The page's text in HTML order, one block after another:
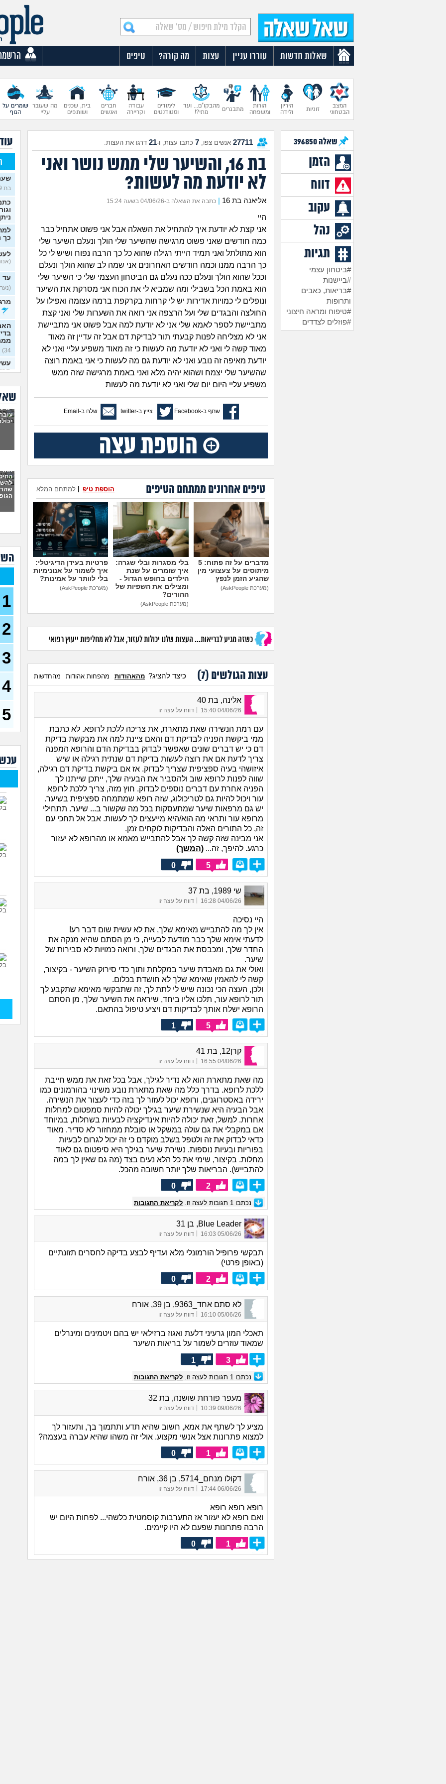
שאלות חדשות עוררו עניין עצות מה קורה? טיפים
המצב
הבטחוני
זוגיות
היריון
ולידה
הורות
ומשפחה
מתבגרים
מהבקו"ם... ועד
מתי?!
לימודים
וסטודנטים
עבודה
וקריירה
חברים
ואנשים
בית, שכנים
ושותפים
מה שעובר
עליי
שומרים על
הגוף
שאלה396850
הזמן
דווח
עקוב
נהל
תגיות
#ביטחון עצמי
#ביישנות
#בריאות, כאבים
ותרופות
#טיפוח ומראה חיצוני
#פוזלים לצדדים
27711 אנשים צפו, 7 כתבו עצות, ו-21 דרגו את העצות.
בת 16, והשיער שלי ממש נושר ואני
לא יודעת מה לעשות?
אליאנה בת 16 כתבה את השאלה ב-04/06/26 בשעה 15:24
היי
אני קצת לא יודעת איך להתחיל את השאלה אבל אני פשוט אתחיל כבר
כמה חודשים שאני פשוט מרגישה שהשיער שלי הולך ונעלם השיער שלי
הוא מתולתל ואני תמיד הייתי רגילה שהוא כל כך הרבה נפוח ושיש לי כל
כך הרבה ממנו וכמה חודשים האחרונים אני שמה לב שהוא הולך ונעלם
וככל שהוא הולך ונעלם ככה נעלם גם הביטחון העצמי שלי כי השיער שלי
הוא באמת הכל בשבילי ומה שמביא לי את הכוח אני מסרקת את השיער
ונופלים לי כמויות אדירות יש לי קרחות בקרקפת ברמה עצומה ואפילו על
החולצה והבגדים שלי ועל הרצפה אני רואה את השערות שלי ואני קצת
מתביישת לספר לאמא שלי אני לא יודעת למה אבל פשוט אני מתביישת
אני לא מצליחה לפנות קבעתי תור לבדיקת דם אבל זה עדיין זה מאוד
מאוד קשה לי ואני לא יודעת מה לעשות כי זה מאוד משפיע עליי ואני לא
יודעת מאיפה זה נובע ואני לא יודעת גם מה לעשות כי אני באמת רוצה
שהשיער שלי יצמח ושהוא יהיה מלא ואני באמת מרגישה שזה ממש
משפיע עליי היום יום שלי ואני לא יודעת מה לעשות
שתף ב-Facebook צייץ ב-twitter שלח ב-Email
טיפים אחרונים ממתחם הטיפים למתחם המלא הוספת טיפ
מדברים על זה פתוח: 5
מיתוסים על צעצועי מין
שהגיע הזמן לנפץ
(מערכת AskPeople)
בלי מסגרות ובלי שגרה:
איך שומרים על שנת
הילדים בחופש הגדול -
ומצילים את השפיות של
ההורים?
(מערכת AskPeople)
פרטיות בעידן הדיגיטלי:
איך לשמור על אנונימיות
בלי לוותר על אמינות?
(מערכת AskPeople)
כשזה מגיע לבריאות... העצות שלנו יכולות לעזור, אבל לא מחליפות ייעוץ רפואי
עצות הגולשים (7
) כיצד להציג? מהאהודות מהפחות אהודות מהחדשות
אלינה, בת 40
04/06/26 15:40 דווח על עצה זו
עם רמת הנשירה שאת מתארת, את צריכה ללכת לרופא. לא כתבת
ממי ביקשת הפניה לבדיקת דם והאם ציינת למה את מבקשת בדיקת
דם כי יש דברים שונים שאפשר לבדוק בבדיקת הדם והרופא המפנה
צריך לדעת אם את רוצה לעשות בדיקת דם שנתית רגילה או שיש
איזושהי בעיה ספציפית שצריך לבדוק. אז אם ביקשת בדיקת דם רגילה,
שווה לפנות לרופא שוב ולהסביר את הבעיה שלך, ייתכן שייתנו לך
הפניה אחרת עם דברים נוספים לבדוק. חוץ מזה, צריך ללכת לרופא
עור ויכול להיות גם לטריכולוג, שזה רופא שמתמחה ספציפית בשיער.
יש גם מרפאות שיער שמתעסקות בכל מה שקשור ב... שיער. תתחילי
מרופא עור ותראי מה הוא/היא מייעצים לך לעשות. אבל אל תחכי עם
זה, כל התורים האלה והבדיקות לוקחים זמן.
אני מבינה שזה קשה לך אבל להתבייש מאמא או מהרופא לא יעזור
כרגע. להיפך, זה... (המשך)
5
0
שי 1989, בת 37
04/06/26 16:28
| דווח על עצה זו
היי נסיכה
אין לך מה להתבייש מאימא שלך, את לא עשית שום דבר רע!
לדעתי אימא שלך כבר מודעת לבעייה, כי מן הסתם שהיא מנקה את
החדר שלך, ומכבסת את הבגדים שלך, ורואה כמויות לא סבירות של
שיער.
ואולי את גם מאבדת שיער במקלחת ותוך כדי סירוק השיער - בקיצור,
קשה לי להאמין שאימא שלך לא חושדת בכלום.
ולכן, העצה הכי נכונה שיש לי לתת לך, זה שתבקשי מאימא שתקבע לך
תור לרופא עור, תלכו אליו ביחד, שיראה את השיער שלך, מן הסתם
הרופא ישלח אותך לבדיקות דם ויציע טיפול בהתאם.
5
1
קרן12, בת 41
04/06/26 16:55 דווח על עצה זו
מה שאת מתארת הוא לא נדיר לגילך, אבל בכל זאת את ממש חייבת
ללכת לרופא. בדרך כלל מה שאת מתארת נובע משינוי בהורמונים כמו
ירידה באסטרוגנים, ורופא יכול לעזור לך בזה כדי לעצור את הנשירה.
אבל הבעיה היא שנשירת שיער בגילך יכולה להיות סמפטום למחלות
אחרות. למשל, זאת יכולה להיות אינדיקציה לבעיות בשחלות, במיוחד
אם במקבלי את גם עולה במשקל או סובלת ממחזור לא סדיר. מאוד
כדאי לבדוק את זה ולטפל בשלב מוקדם כי זה יכול לגרום לבעיות
בפוריות ובעיות נוספות. נשירת שיער בגילך היא סיפטום גם לאוד
מחלות. בקיצור, שימי את כל הלא נעים בצד (מה גם שאין לך במה
להתבייש). הבריאות שלך יותר חשובה מהכל.
2
0
נכתבו 1 תגובות לעצה זו. לקריאת התגובות
Blue Leader, בן 31
05/06/26 16:03 דווח על עצה זו
תבקשי פרופיל הורמונלי מלא ועדיף לבצע בדיקה לחסרים תזונתיים
(באופן פרטי)
2
0
לא סתם אחד_9363, בן 39, אורח
05/06/26 16:10 דווח על עצה זו
תאכלי המון גרעיני דלעת ואגוז ברזילאי יש בהם ויטמינים ומינרלים
שמאוד עוזרים לשמור על בריאות השיער
3
1
נכתבו 1 תגובות לעצה זו. לקריאת התגובות
מעפר פורחת שושנה, בת 32
09/06/26 10:39
| דווח על עצה זו
מציע לך לשתף את אמא, חשוב שהיא תדע ותתמוך בך, ותעזור לך
למצוא פתרונות אצל אנשי מקצוע. אולי זה משהו שהיא עברה בעצמה?
1
0
דקולו מנחם_5714, בן 36, אורח
06/06/26 17:44 דווח על עצה זו
רופא רופא רופא
ואם רופא לא יעזור אז התערבות קוסמטית כלשהי... לפחות היום יש
הרבה פתרונות שפעם לא היו קיימים.
1
0
בת 19)
כך
עד
34)
/
26)
על
בת 32)
(THEBESTAMANCANGET, בן 22)
עד
יש
1
2
3
4
5